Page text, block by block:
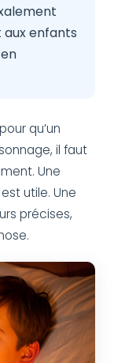
enfants
qu’un
il faut
Une
utile. Une
précises,